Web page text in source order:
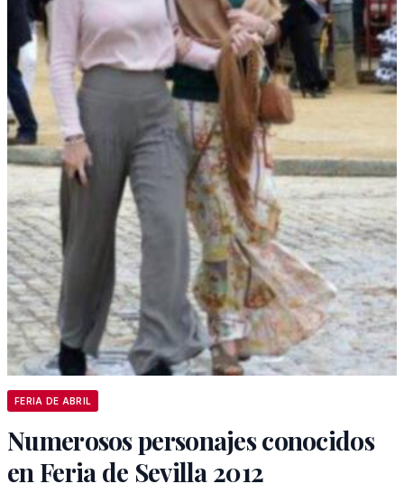
FERIA DE ABRIL
Numerosos personajes conocidos
en Feria de Sevilla 2012